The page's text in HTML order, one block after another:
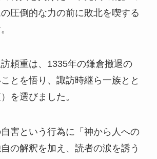
圧倒的な力の前に敗北を喫する
頼重は、1335年の鎌倉撤退の
とを悟り、諏訪時継ら一族とと
を選びました。
害という行為に「神から人への
の解釈を加え、読者の涙を誘う